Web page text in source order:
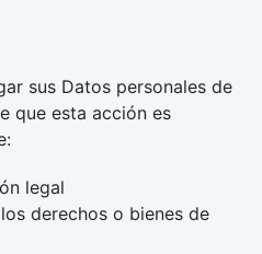
sus Datos personales de
que esta acción es
legal
derechos o bienes de